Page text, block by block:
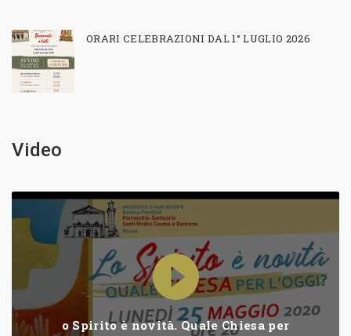
ORARI CELEBRAZIONI DAL 1° LUGLIO 2026
Video
o Spirito è novità. Quale Chiesa per